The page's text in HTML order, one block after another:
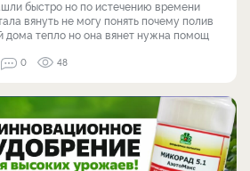
быстро но по истечению времени
вянуть не могу понять почему полив
дома тепло но она вянет нужна помощ
0 48